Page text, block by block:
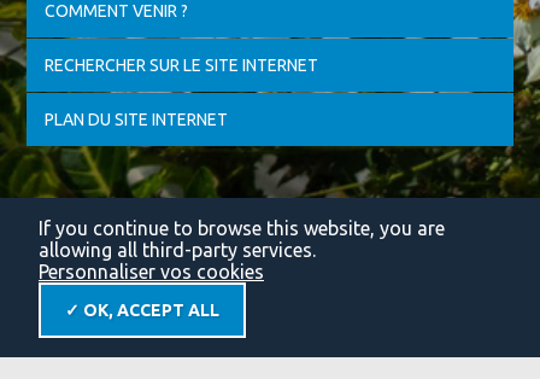
COMMENT VENIR ?
RECHERCHER SUR LE SITE INTERNET
PLAN DU SITE INTERNET
If you continue to browse this website, you are
allowing all third-party services.
Personnaliser vos cookies
✓ OK, ACCEPT ALL